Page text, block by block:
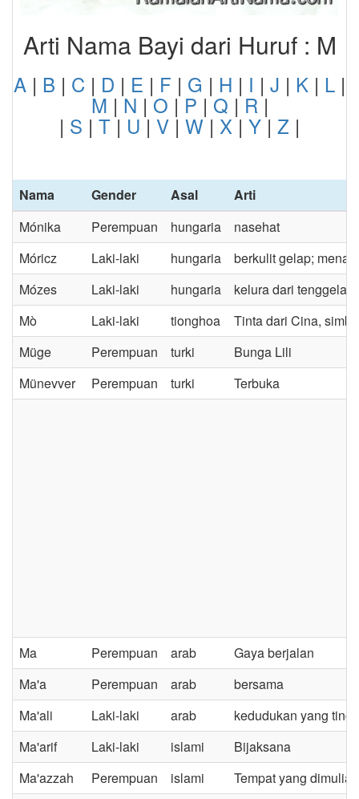
Arti Nama Bayi dari Huruf : M
A | B | C | D | E | F | G | H | I | J | K | L |
M |N |O | P |Q |R|
| S | T| U| V | W| X| Y| Z |
Nama Gender Asal
Arti
Mónika
Perempuan hungaria
nasehat
Móricz
Laki-laki hungaria
berkulit gelap;
Mózes
Laki-laki hungaria
kelura dari tenggelam
Mò
Laki-laki tionghoa
Tinta dari Cina,
Müge
Perempuan turki
Bunga Lili
Münevver
Perempuan turki Terbuka
Ma Perempuan arab
Gaya berjalan
Ma'a
Perempuan arab
bersama
Ma'ali
Laki-laki arab
kedudukan yang
Ma'arif
Laki-laki islami
Bijaksana
Ma'azzah
Perempuan islami
Tempat yang